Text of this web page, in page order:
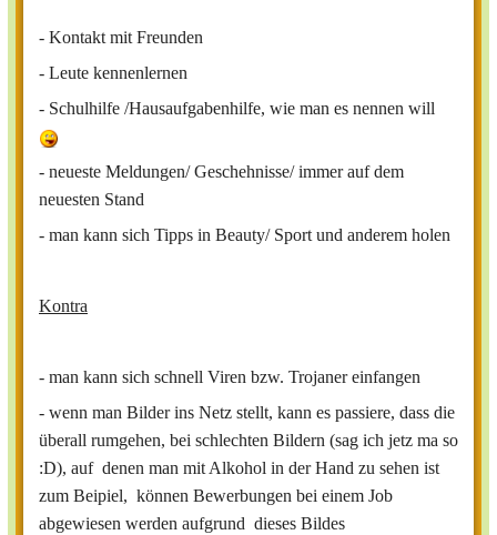
- Kontakt mit Freunden
- Leute kennenlernen
- Schulhilfe /Hausaufgabenhilfe, wie man es nennen will
- neueste Meldungen/ Geschehnisse/ immer auf dem
neuesten Stand
- man kann sich Tipps in Beauty/ Sport und anderem holen
Kontra
- man kann sich schnell Viren bzw. Trojaner einfangen
- wenn man Bilder ins Netz stellt, kann es passiere, dass die
überall rumgehen, bei schlechten Bildern (sag ich jetz ma so
:D), auf denen man mit Alkohol in der Hand zu sehen ist
zum Beipiel, können Bewerbungen bei einem Job
abgewiesen werden aufgrund dieses Bildes